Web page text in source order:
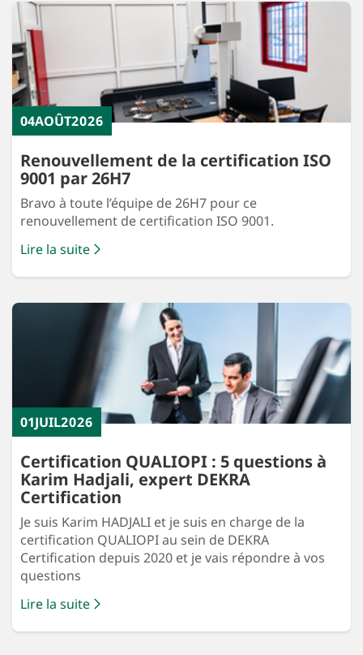
04AOÛT2026
Renouvellement de la certification ISO
9001 par 26H7
Bravo à toute l’équipe de 26H7 pour ce
renouvellement de certification ISO 9001.
Lire la suite
01JUIL2026
Certification QUALIOPI : 5 questions à
Karim Hadjali, expert DEKRA
Certification
Je suis Karim HADJALI et je suis en charge de la
certification QUALIOPI au sein de DEKRA
Certification depuis 2020 et je vais répondre à vos
questions
Lire la suite